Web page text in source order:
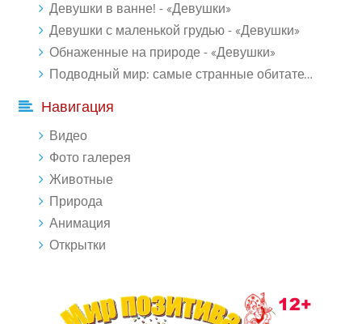
Девушки в ванне! - «Девушки»
Девушки с маленькой грудью - «Девушки»
Обнаженные на природе - «Девушки»
Подводный мир: самые странные обитатели океана (18 фото)
Навигация
Видео
Фото галерея
Животные
Природа
Анимация
Открытки